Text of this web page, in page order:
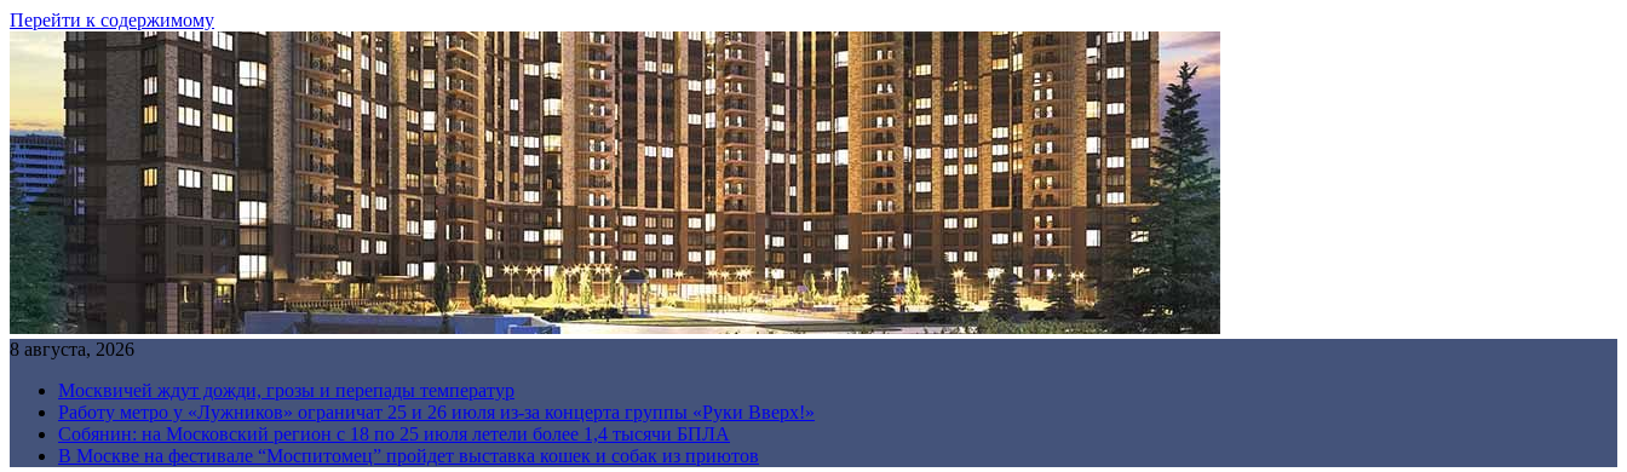
Перейти к содержимому
8 августа, 2026
Москвичей ждут дожди, грозы и перепады температур
Работу метро у «Лужников» ограничат 25 и 26 июля из-за концерта группы «Руки Вверх!»
Собянин: на Московский регион с 18 по 25 июля летели более 1,4 тысячи БПЛА
В Москве на фестивале “Моспитомец” пройдет выставка кошек и собак из приютов